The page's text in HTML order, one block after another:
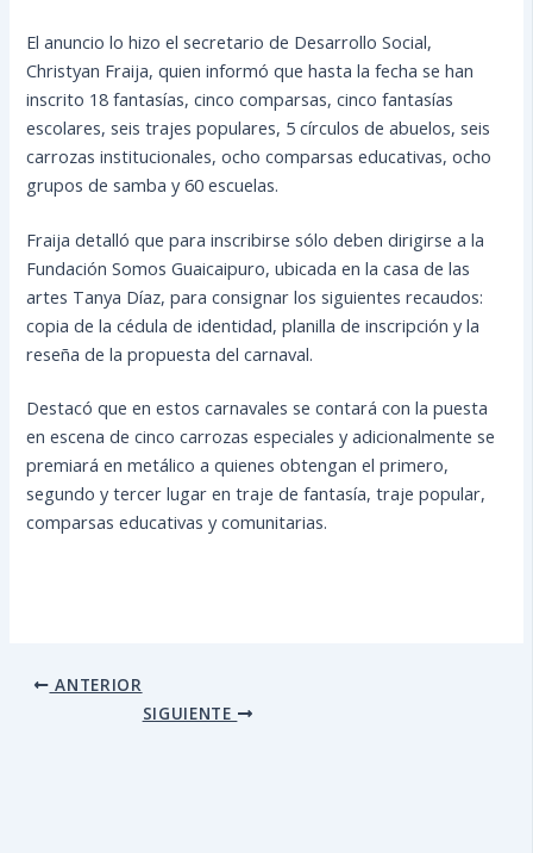
El anuncio lo hizo el secretario de Desarrollo Social,
Christyan Fraija, quien informó que hasta la fecha se han
inscrito 18 fantasías, cinco comparsas, cinco fantasías
escolares, seis trajes populares, 5 círculos de abuelos, seis
carrozas institucionales, ocho comparsas educativas, ocho
grupos de samba y 60 escuelas.
Fraija detalló que para inscribirse sólo deben dirigirse a la
Fundación Somos Guaicaipuro, ubicada en la casa de las
artes Tanya Díaz, para consignar los siguientes recaudos:
copia de la cédula de identidad, planilla de inscripción y la
reseña de la propuesta del carnaval.
Destacó que en estos carnavales se contará con la puesta
en escena de cinco carrozas especiales y adicionalmente se
premiará en metálico a quienes obtengan el primero,
segundo y tercer lugar en traje de fantasía, traje popular,
comparsas educativas y comunitarias.
ANTERIOR
SIGUIENTE